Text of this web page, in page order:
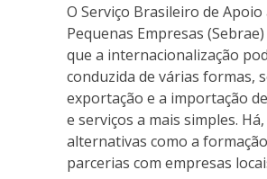
O Serviço Brasileiro de Apoio
Pequenas Empresas
que a internacionalização
conduzida de várias formas,
exportação e a importação
e serviços a mais simples.
alternativas como a
parcerias com empresas